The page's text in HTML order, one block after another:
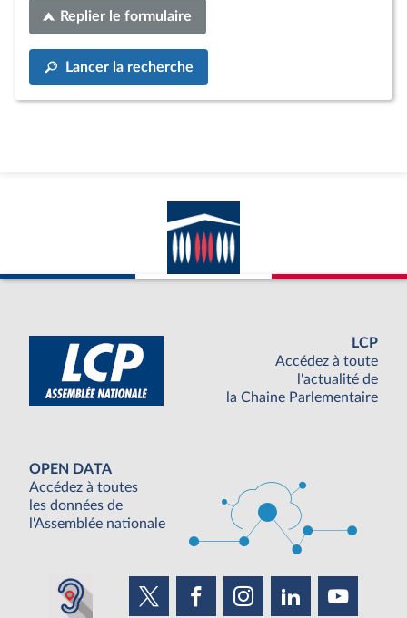
Replier le formulaire
Lancer la recherche
LCP
Accédez à toute
l'actualité de
la Chaine Parlementaire
OPEN DATA
Accédez à toutes
les données de
l'Assemblée nationale